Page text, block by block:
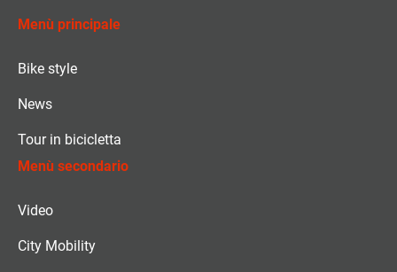
Menù principale
Bike style
News
Tour in bicicletta
Menù secondario
Video
City Mobility